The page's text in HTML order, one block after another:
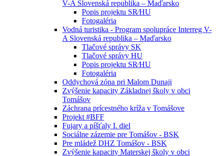
V-A Slovenská republika – Maďarsko
Popis projektu SR⁄HU
Fotogaléria
Vodná turistika - Program spolupráce Interreg V-
A Slovenská republika – Maďarsko
Tlačové správy SK
Tlačové správy HU
Popis projektu SR⁄HU
Fotogaléria
Oddychová zóna pri Malom Dunaji
Zvýšenie kapacity Základnej školy v obci
Tomášov
Záchrana prícestného kríža v Tomášove
Projekt #BFF
Fujary a píšťaly I. diel
Sociálne zázemie pre Tomášov - BSK
Pre mládež DHZ Tomášov - BSK
Zvýšenie kapacity Materskej školy v obci